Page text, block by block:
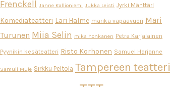
Frenckell Janne Kallioniemi Jukka Leisti Jyrki Mänttäri
Komediateatteri Lari Halme marika vapaavuori Mari
Turunen Miia Selin mika honkanen Petra Karjalainen
Pyynikin kesäteatteri Risto Korhonen Samuel Harjanne
Samuli Muje Sirkku Peltola Tampereen teatteri